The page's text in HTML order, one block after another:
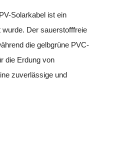
Solarkabel ist ein
Der sauerstofffreie
die gelbgrüne PVC-
die Erdung von
zuverlässige und